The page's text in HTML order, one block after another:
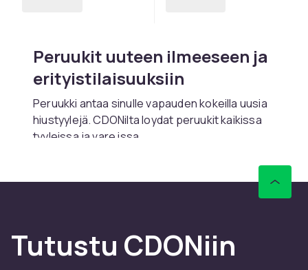
Peruukit uuteen ilmeeseen ja
erityistilaisuuksiin
Peruukki antaa sinulle vapauden kokeilla uusia
hiustyylejä. CDONilta loydat peruukit kaikissa
tyyleissa ja vare issa.
CDONilta loydat taydellisen valikoiman
Tutustu CDONiin